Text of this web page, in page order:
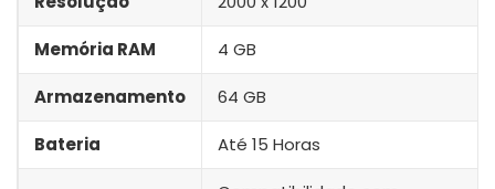
Memória RAM 4 GB
Armazenamento 64 GB
Bateria Até 15 Horas